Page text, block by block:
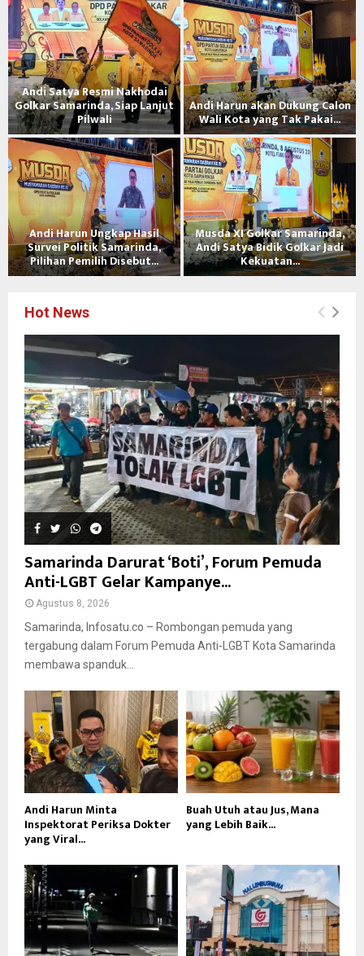
Andi Satya Resmi Nakhodai
Golkar Samarinda, Siap Lanjut
Pilwali
Andi Harun akan Dukung Calon
Wali Kota yang Tak Pakai...
Andi Harun Ungkap Hasil
Survei Politik Samarinda,
Pilihan Pemilih Disebut...
Musda XI Golkar Samarinda,
Andi Satya Bidik Golkar Jadi
Kekuatan...
Hot News
Samarinda Darurat ‘Boti’, Forum Pemuda
Anti-LGBT Gelar Kampanye...
Agustus 8, 2026
Samarinda, Infosatu.co – Rombongan pemuda yang
tergabung dalam Forum Pemuda Anti-LGBT Kota Samarinda
membawa spanduk...
Andi Harun Minta
Inspektorat Periksa Dokter
yang Viral...
Buah Utuh atau Jus, Mana
yang Lebih Baik...